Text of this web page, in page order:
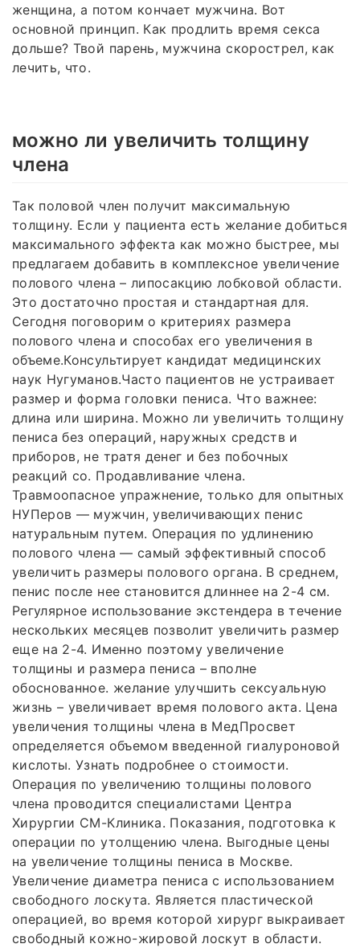
женщина, а потом кончает мужчина. Вот
основной принцип. Как продлить время секса
дольше? Твой парень, мужчина скорострел, как
лечить, что.
можно ли увеличить толщину
члена
Так половой член получит максимальную
толщину. Если у пациента есть желание добиться
максимального эффекта как можно быстрее, мы
предлагаем добавить в комплексное увеличение
полового члена – липосакцию лобковой области.
Это достаточно простая и стандартная для.
Сегодня поговорим о критериях размера
полового члена и способах его увеличения в
объеме.Консультирует кандидат медицинских
наук Нугуманов.Часто пациентов не устраивает
размер и форма головки пениса. Что важнее:
длина или ширина. Можно ли увеличить толщину
пениса без операций, наружных средств и
приборов, не тратя денег и без побочных
реакций со. Продавливание члена.
Травмоопасное упражнение, только для опытных
НУПеров — мужчин, увеличивающих пенис
натуральным путем. Операция по удлинению
полового члена — самый эффективный способ
увеличить размеры полового органа. В среднем,
пенис после нее становится длиннее на 2-4 см.
Регулярное использование экстендера в течение
нескольких месяцев позволит увеличить размер
еще на 2-4. Именно поэтому увеличение
толщины и размера пениса – вполне
обоснованное. желание улучшить сексуальную
жизнь – увеличивает время полового акта. Цена
увеличения толщины члена в МедПросвет
определяется объемом введенной гиалуроновой
кислоты. Узнать подробнее о стоимости.
Операция по увеличению толщины полового
члена проводится специалистами Центра
Хирургии СМ-Клиника. Показания, подготовка к
операции по утолщению члена. Выгодные цены
на увеличение толщины пениса в Москве.
Увеличение диаметра пениса с использованием
свободного лоскута. Является пластической
операцией, во время которой хирург выкраивает
свободный кожно-жировой лоскут в области.